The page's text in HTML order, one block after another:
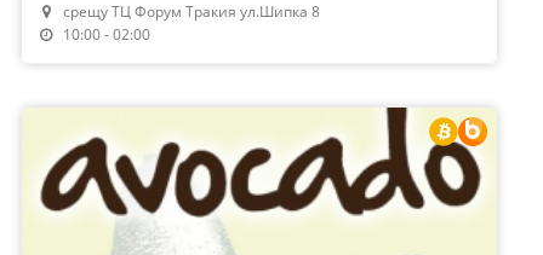
Направи Резервация
срещу ТЦ Форум Тракия ул.Шипка 8
10:00 - 02:00